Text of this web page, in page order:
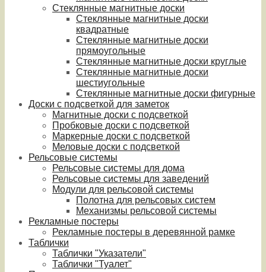
Стеклянные магнитные доски
Стеклянные магнитные доски
квадратные
Стеклянные магнитные доски
прямоугольные
Стеклянные магнитные доски круглые
Стеклянные магнитные доски
шестиугольные
Стеклянные магнитные доски фигурные
Доски с подсветкой для заметок
Магнитные доски с подсветкой
Пробковые доски с подсветкой
Маркерные доски с подсветкой
Меловые доски с подсветкой
Рельсовые системы
Рельсовые системы для дома
Рельсовые системы для заведений
Модули для рельсовой системы
Полотна для рельсовых систем
Механизмы рельсовой системы
Рекламные постеры
Рекламные постеры в деревянной рамке
Таблички
Таблички "Указатели"
Таблички "Туалет"